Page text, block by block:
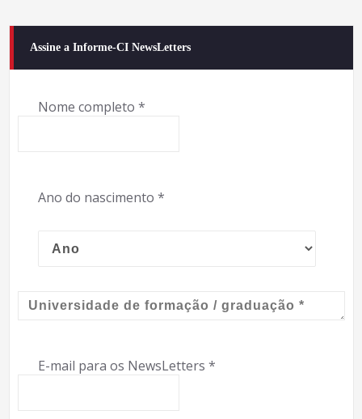
Assine a Informe-CI NewsLetters
Nome completo *
Ano do nascimento *
E-mail para os NewsLetters *